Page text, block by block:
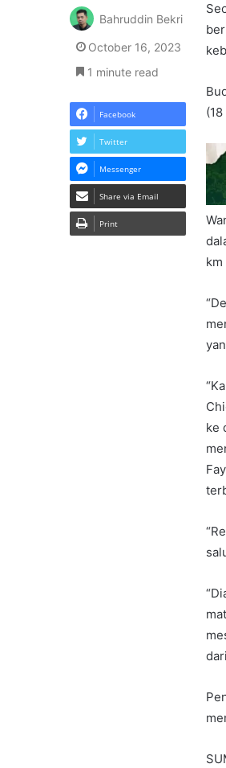
km
ke
Bahruddin Bekri
October 16, 2023
1 minute read
Facebook
Twitter
Messenger
Share via Email
Print